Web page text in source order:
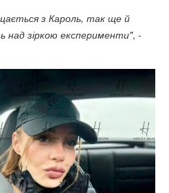
з Кароль, так ще й
над зіркою експерименти", -